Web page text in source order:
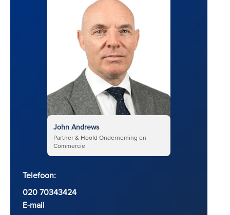
John Andrews
Partner & Hoofd Onderneming en
Commercie
Telefoon:
020 70343424
E-mail